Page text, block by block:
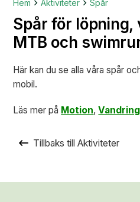
Hem Aktiviteter Spår
Spår för löpning,
MTB och
Här kan du se alla våra spår
mobil.
Läs mer på Motion,Vandring
Tillbaks till Aktiviteter